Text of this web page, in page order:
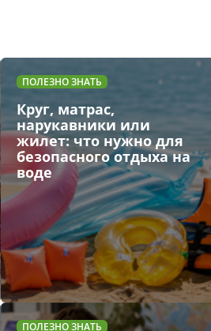
ПОЛЕЗНО ЗНАТЬ
Круг, матрас,
нарукавники или
жилет: что нужно для
безопасного отдыха на
воде
ПОЛЕЗНО ЗНАТЬ